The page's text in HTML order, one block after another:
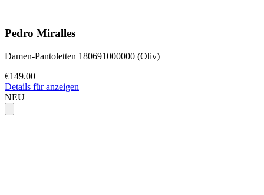
Pedro Miralles
Damen-Pantoletten 180691000000 (Oliv)
€149.00
Details für anzeigen
NEU